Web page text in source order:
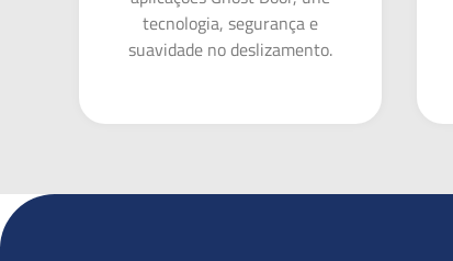
tecnologia, segurança e
suavidade no deslizamento.